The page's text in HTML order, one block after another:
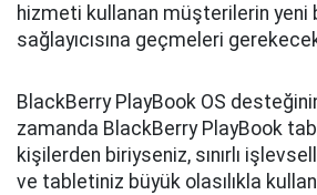
hizmeti kullanan müşterilerin yeni
sağlayıcısına geçmeleri
BlackBerry PlayBook OS
zamanda BlackBerry PlayBook
kişilerden biriyseniz, sınırlı
ve tabletiniz büyük olasılıkla